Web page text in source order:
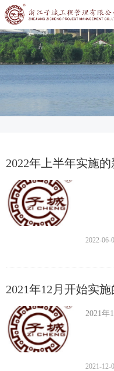
2022年上半年实施
2022-06-
2021年12月开始实
2021年
2021-12-
数据分